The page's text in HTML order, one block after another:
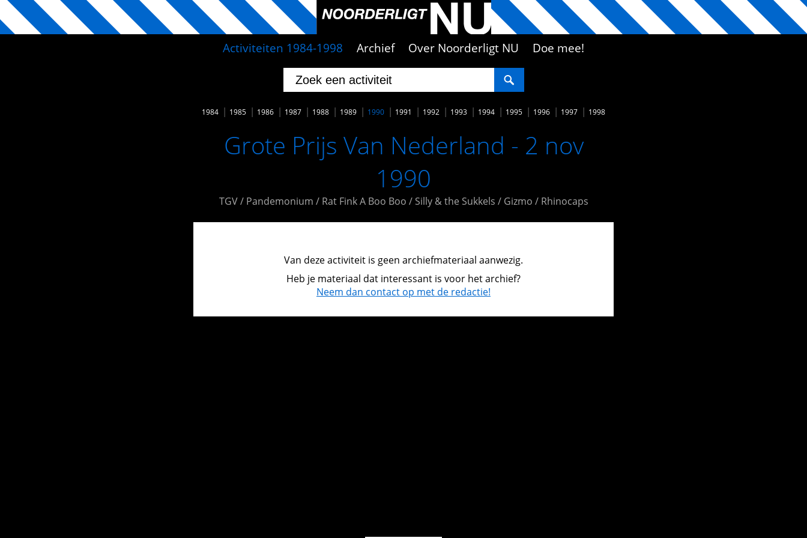
Activiteiten 1984-1998 Archief Over Noorderligt NU Doe mee!
1984 1985 1986 1987 1988 1989 1990 1991 1992 1993 1994 1995 1996 1997 1998
Grote Prijs Van Nederland - 2 nov
1990
TGV / Pandemonium / Rat Fink A Boo Boo / Silly & the Sukkels / Gizmo / Rhinocaps
Van deze activiteit is geen archiefmateriaal aanwezig.
Heb je materiaal dat interessant is voor het archief?
Neem dan contact op met de redactie!